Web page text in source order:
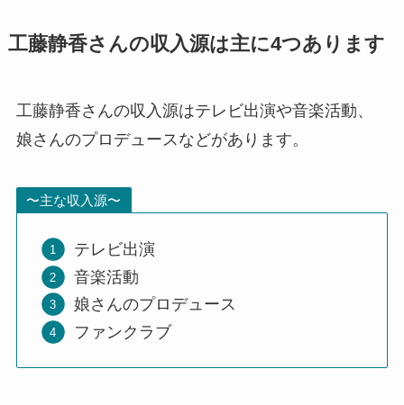
工藤静香さんの収入源は主に4つあります
工藤静香さんの収入源はテレビ出演や音楽活動、
娘さんのプロデュースなどがあります。
〜主な収入源〜
テレビ出演
音楽活動
娘さんのプロデュース
ファンクラブ